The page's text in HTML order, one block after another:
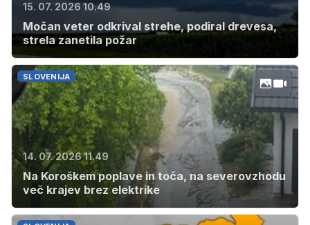
15. 07. 2026 10.49
Močan veter odkrival strehe, podiral drevesa,
strela zanetila požar
SLOVENIJA
14. 07. 2026 11.49
Na Koroškem poplave in toča, na severovzhodu
več krajev brez elektrike